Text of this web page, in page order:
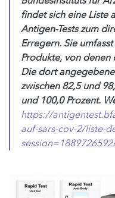
findet sich eine Liste
Antigen-Tests zum
Erregern. Sie
Produkte, von denen
Die dort
zwischen 82,5 und
und 100,0 Prozent.
https://
auf-sars-cov-2/liste-